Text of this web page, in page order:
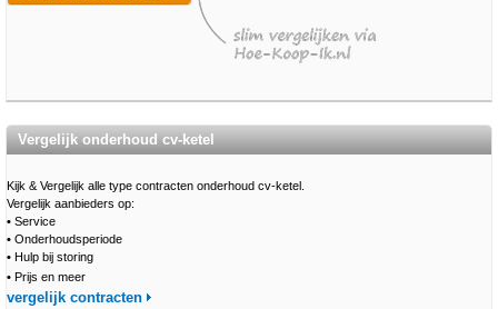
Vergelijk onderhoud cv-ketel
Kijk & Vergelijk alle type contracten onderhoud cv-ketel.
Vergelijk aanbieders op:
• Service
• Onderhoudsperiode
• Hulp bij storing
• Prijs en meer
vergelijk contracten